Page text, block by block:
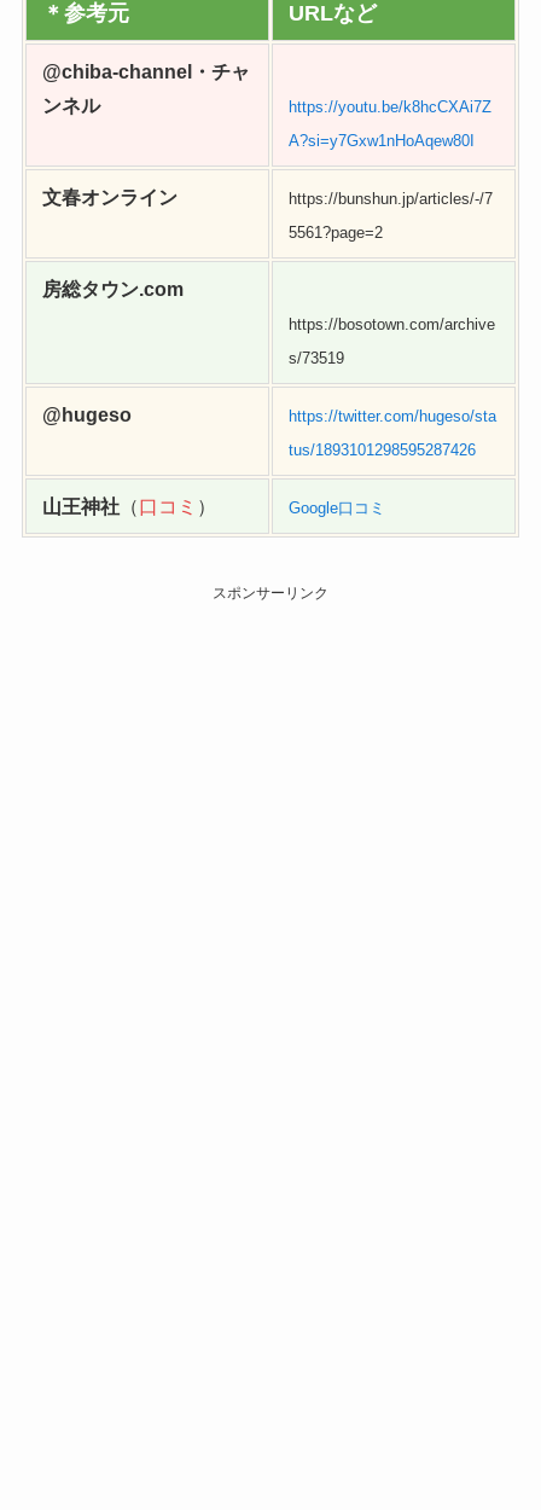
＊参考元 URLなど
@chiba-channel・チャ
ンネル
https://youtu.be/k8hcCXAi7Z
A?si=y7Gxw1nHoAqew80I
文春オンライン
https://bunshun.jp/articles/-/7
5561?page=2
房総タウン.com
https://bosotown.com/archive
s/73519
@hugeso
https://twitter.com/hugeso/sta
tus/1893101298595287426
山王神社 （口コミ ） Google口コミ
スポンサーリンク